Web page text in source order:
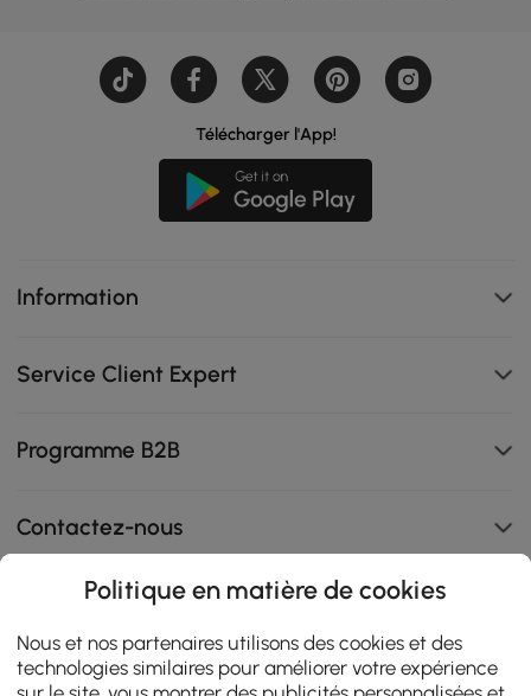
Télécharger l'App!
Information
Service Client Expert
Programme B2B
Contactez-nous
108K
4.9
star
AVIS CERTIFIÉS
Politique en matière de cookies
Nous et nos partenaires utilisons des cookies et des
technologies similaires pour améliorer votre expérience